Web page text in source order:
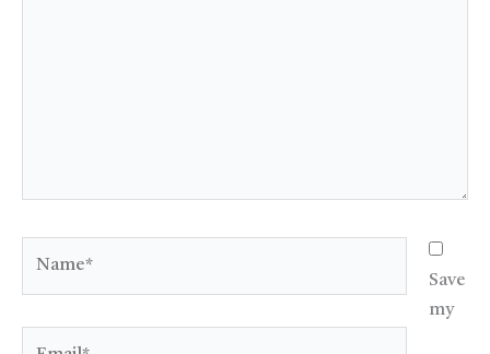
Save
my